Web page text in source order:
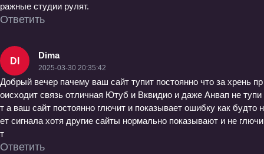
ражные студии рулят.
Ответить
DI
Dima
2025-03-30 20:35:42
Добрый вечер пачему ваш сайт тупит постоянно что за хрень пр
оисходит связь отличная Ютуб и Вквидио и даже Анвап не тупи
т а ваш сайт постоянно глючит и показывает ошибку как будто н
ет сигнала хотя другие сайты нормально показывают и не глючи
т
Ответить